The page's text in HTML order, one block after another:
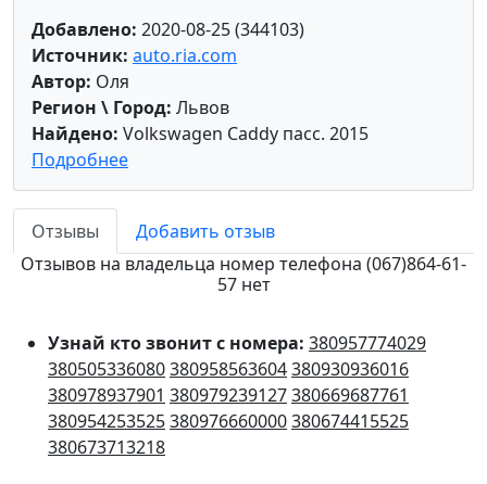
Добавлено: 2020-08-25 (344103)
Источник: auto.ria.com
Автор: Оля
Регион \ Город: Львов
Найдено: Volkswagen Caddy пасс. 2015
Подробнее
Отзывы
Добавить отзыв
Отзывов на владельца номер телефона (067)864-61-
57 нет
Узнай кто звонит с номера: 380957774029
380505336080380958563604380930936016
380978937901 380979239127380669687761
380954253525380976660000380674415525
380673713218